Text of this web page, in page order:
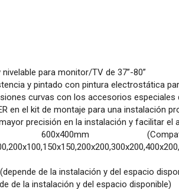
para monitor/TV de 37”-80”
y pintado con pintura electrostática
curvas con los accesorios especiales
en el kit de montaje para una instalación
precisión en la instalación y facilitar el
600x400mm
de la instalación y del espacio
de la instalación y del espacio disponible)